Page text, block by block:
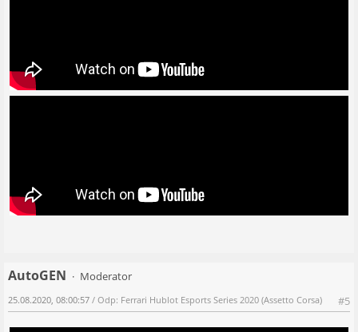
AutoGEN
Moderator
#5
25.08.2020, 08:00:57 / Odp: Ferrari Hublot Esports Series 2020 (Assetto Corsa)